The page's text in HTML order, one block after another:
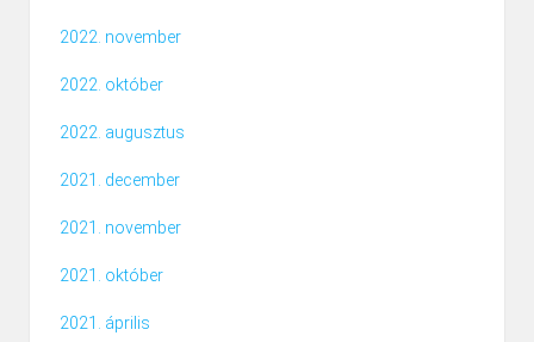
2022. november
2022. október
2022. augusztus
2021. december
2021. november
2021. október
2021. április